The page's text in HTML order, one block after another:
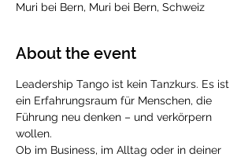
Muri bei Bern, Muri bei Bern, Schweiz
About the event
Leadership Tango ist kein Tanzkurs. Es ist
ein Erfahrungsraum für Menschen, die
Führung neu denken – und verkörpern
wollen.
Ob im Business, im Alltag oder in deiner